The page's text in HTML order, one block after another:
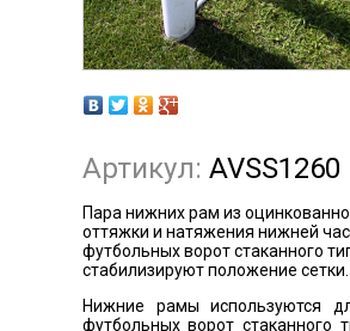
Артикул: AVSS1260
Пара нижних рам из
оттяжки и натяжения нижней
футбольных ворот стаканного
стабилизируют положение сетки.
Нижние рамы используются
футбольных ворот стаканного